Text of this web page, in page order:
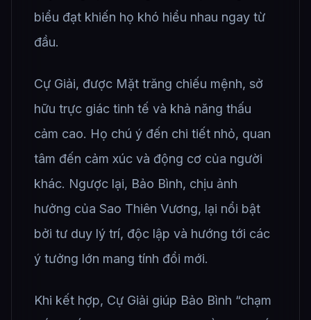
biểu đạt khiến họ khó hiểu nhau ngay từ
đầu.
Cự Giải, được Mặt trăng chiếu mệnh, sở
hữu trực giác tinh tế và khả năng thấu
cảm cao. Họ chú ý đến chi tiết nhỏ, quan
tâm đến cảm xúc và động cơ của người
khác. Ngược lại, Bảo Bình, chịu ảnh
hưởng của Sao Thiên Vương, lại nổi bật
bởi tư duy lý trí, độc lập và hướng tới các
ý tưởng lớn mang tính đổi mới.
Khi kết hợp, Cự Giải giúp Bảo Bình “chạm